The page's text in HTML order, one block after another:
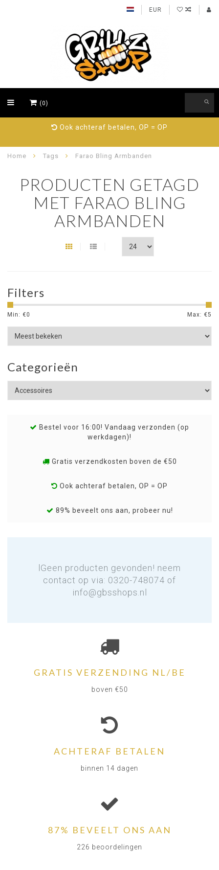
EUR
(0)
Ook achteraf betalen, OP = OP
Home Tags Farao Bling Armbanden
PRODUCTEN GETAGD
MET FARAO BLING
ARMBANDEN
Filters
Min: €0 Max: €5
Categorieën
Bestel voor 16:00! Vandaag verzonden (op
werkdagen)!
Gratis verzendkosten boven de €50
Ook achteraf betalen, OP = OP
89% beveelt ons aan, probeer nu!
lGeen producten gevonden! neem
contact op via: 0320-748074 of
info@gbsshops.nl
GRATIS VERZENDING NL/BE
boven €50
ACHTERAF BETALEN
binnen 14 dagen
87% BEVEELT ONS AAN
226 beoordelingen